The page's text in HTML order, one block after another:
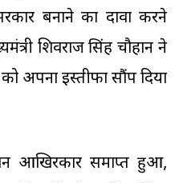
बनाने का दावा करने
शिवराज सिंह चौहान ने
अपना इस्तीफा सौंप दिया
आखिरकार समाप्त हुआ,